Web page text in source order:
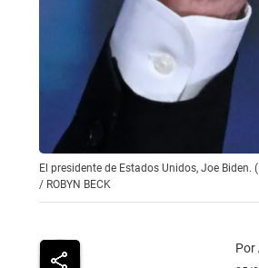
El presidente de Estados Unidos, Joe Biden.
/ ROBYN BECK
Por